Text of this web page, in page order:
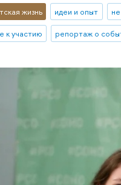
жизнь идеи и опыт
к участию
репортаж о